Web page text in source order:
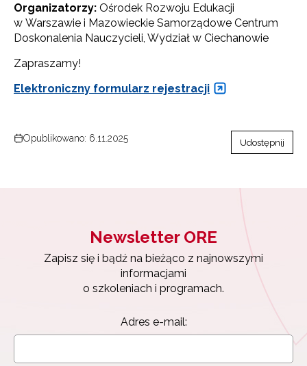
Organizatorzy: Ośrodek Rozwoju Edukacji
w Warszawie i Mazowieckie Samorządowe Centrum
Doskonalenia Nauczycieli, Wydział w Ciechanowie
Zapraszamy!
Elektroniczny formularz rejestracji
Opublikowano: 6.11.2025 Udostępnij
Newsletter ORE
Zapisz się i bądź na bieżąco z najnowszymi
informacjami
o szkoleniach i programach.
Adres e-mail:
Newsletter ORE
o szkoleniach i programach.